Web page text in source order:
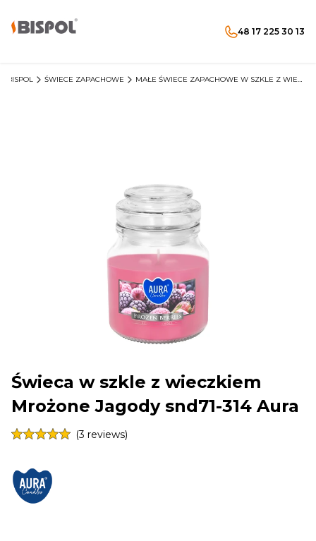
48 17 225 30 13
BISPOL ŚWIECE ZAPACHOWE MAŁE ŚWIECE ZAPACHOWE W SZKLE Z WIECZKIEM
Świeca w szkle z wieczkiem
Mrożone Jagody snd71-314 Aura
(3 reviews)